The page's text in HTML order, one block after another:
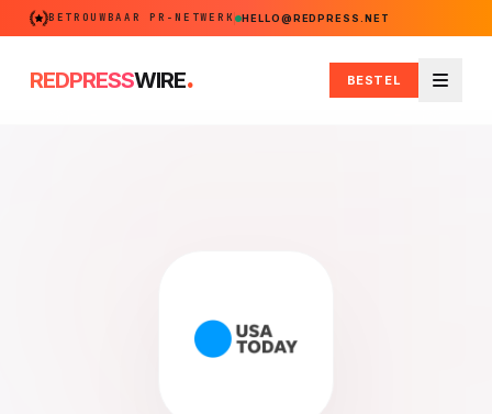
BETROUWBAAR PR-NETWERK HELLO@REDPRESS.NET
REDPRESSWIRE. BESTEL
Menu